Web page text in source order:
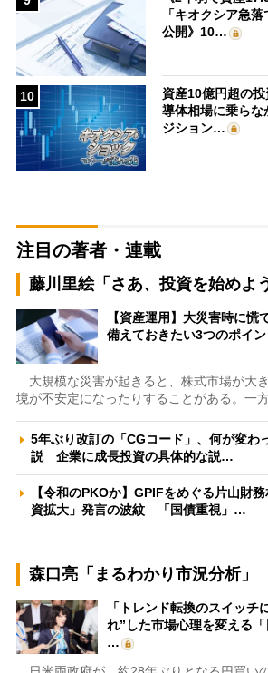
「キオクシア急
公開》10…
10
資産10億円超の
導体相場に乗ら
ジション…
注目の著者・連載
藤川里絵「さあ、投資を始めよ
【資産運用】大災害時に慌
備えておきたい3つのポイ
大規模な災害が起きると、株式市場が大
境が不安定になったりすることがある。一
5年ぶり改訂の「CGコード」、何が変わ
説 企業に成長投資の具体的な説…
【令和のPKOか】GPIFをめぐる片山財
資拡大」発言の波紋 「国債重視」…
森口亮「まるわかり市況分析」
「トレンド転換のスイッチ
れ”した市場心理を変える「
…